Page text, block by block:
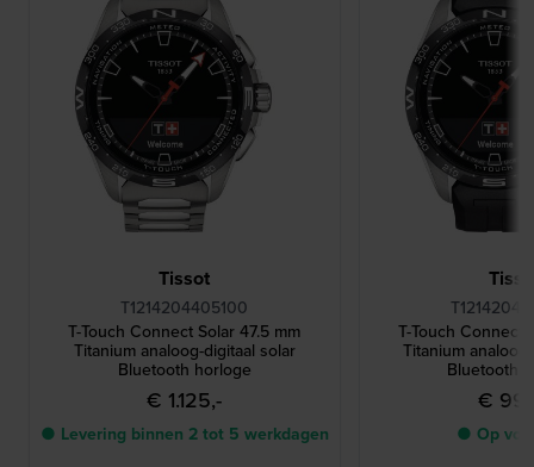
Tissot
T1214204405100
T-Touch Connect Solar 47.5 mm
Titanium analoog-digitaal solar
Bluetooth horloge
€ 1.125,-
● Levering binnen 2 tot 5 werkdagen
T-Touch Connect
Titanium
Bluetooth
€
● Op